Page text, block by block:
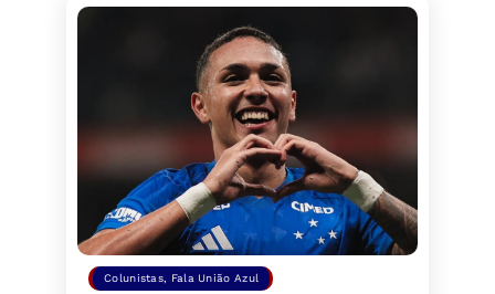
Colunistas, Fala União Azul